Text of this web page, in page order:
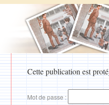
Cette publication est
Mot de passe :